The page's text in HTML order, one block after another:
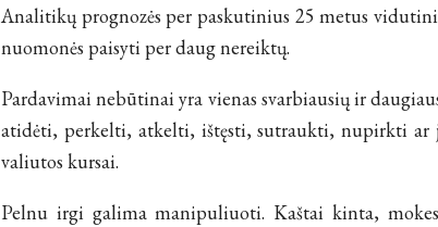
Analitikų prognozės per paskutinius 25 metus
nuomonės paisyti per daug nereiktų.
Pardavimai nebūtinai yra vienas svarbiausių ir
atidėti, perkelti, atkelti, ištęsti, sutraukti, nupirkti
valiutos kursai.
Pelnu irgi galima manipuliuoti. Kaštai kinta,